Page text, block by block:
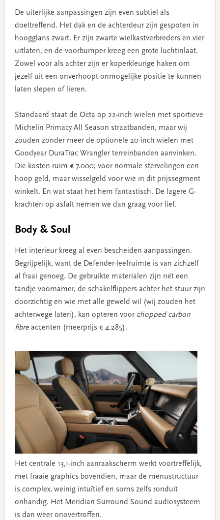
De uiterlijke aanpassingen zijn even subtiel als
doeltreffend. Het dak en de achterdeur zijn gespoten in
hoogglans zwart. Er zijn zwarte wielkastverbreders en vier
uitlaten, en de voorbumper kreeg een grote luchtinlaat.
Zowel voor als achter zijn er koperkleurige haken om
jezelf uit een onverhoopt onmogelijke positie te kunnen
laten slepen of lieren.
Standaard staat de Octa op 22-inch wielen met sportieve
Michelin Primacy All Season straatbanden, maar wij
zouden zonder meer de optionele 20-inch wielen met
Goodyear DuraTrac Wrangler terreinbanden aanvinken.
Die kosten ruim € 7.000; voor normale stervelingen een
hoop geld, maar wisselgeld voor wie in dit prijssegment
winkelt. En wat staat het hem fantastisch. De lagere G-
krachten op asfalt nemen we dan graag voor lief.
Body & Soul
Het interieur kreeg al even bescheiden aanpassingen.
Begrijpelijk, want de Defender-leefruimte is van zichzelf
al fraai genoeg. De gebruikte materialen zijn nét een
tandje voornamer, de schakelflippers achter het stuur zijn
doorzichtig en wie met alle geweld wil (wij zouden het
achterwege laten), kan opteren voor chopped carbon
fibreaccenten (meerprijs € 4.285).
Het centrale 13,1-inch aanraakscherm werkt voortreffelijk,
met fraaie graphics bovendien, maar de menustructuur
is complex, weinig intuïtief en soms zelfs ronduit
onhandig. Het Meridian Surround Sound audiosysteem
is dan weer onovertroffen.